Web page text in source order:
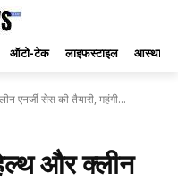
ऑटो-टेक लाइफस्टाइल आस्था
एनर्जी सेस की तैयारी, महंगी...
और क्लीन